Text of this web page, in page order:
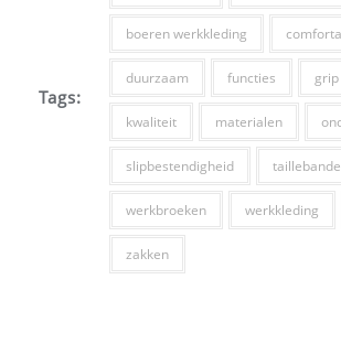
Tags:
boeren werkkleding
duurzaam functies grip
kwaliteit materialen
slipbestendigheid
werkbroeken werkkleding
zakken